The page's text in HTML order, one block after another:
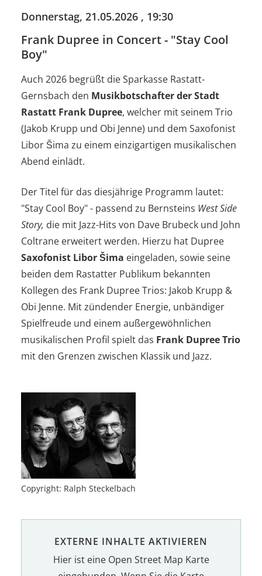
Donnerstag, 21.05.2026 , 19:30
Frank Dupree in Concert - "Stay Cool
Boy"
Auch 2026 begrüßt die Sparkasse Rastatt-
Gernsbach den Musikbotschafter der Stadt
Rastatt Frank Dupree, welcher mit seinem Trio
(Jakob Krupp und Obi Jenne) und dem Saxofonist
Libor Šima zu einem einzigartigen musikalischen
Abend einlädt.
Der Titel für das diesjährige Programm lautet:
"Stay Cool Boy" - passend zu Bernsteins West Side
Story, die mit Jazz-Hits von Dave Brubeck und John
Coltrane erweitert werden. Hierzu hat Dupree
Saxofonist Libor Šima eingeladen, sowie seine
beiden dem Rastatter Publikum bekannten
Kollegen des Frank Dupree Trios: Jakob Krupp &
Obi Jenne. Mit zündender Energie, unbändiger
Spielfreude und einem außergewöhnlichen
musikalischen Profil spielt das Frank Dupree Trio
mit den Grenzen zwischen Klassik und Jazz.
Copyright: Ralph Steckelbach
EXTERNE INHALTE AKTIVIEREN
Hier ist eine Open Street Map Karte